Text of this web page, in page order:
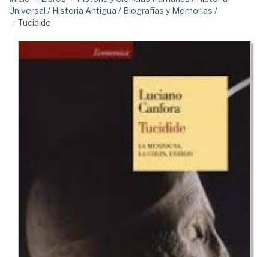
Universal / Historia Antigua / Biografías y Memorias /
Tucidide